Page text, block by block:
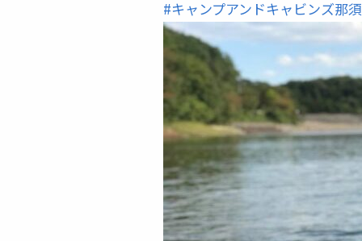
#キャンプアンドキャビンズ那